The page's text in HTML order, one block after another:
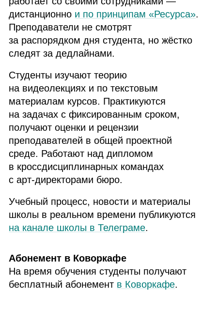
дистанционно и по принципам «Ресурса».
Преподаватели не смотрят
за распорядком дня студента, но жёстко
следят за дедлайнами.
Студенты изучают теорию
на видеолекциях и по текстовым
материалам курсов. Практикуются
на задачах с фиксированным сроком,
получают оценки и рецензии
преподавателей в общей проектной
среде. Работают над дипломом
в кроссдисциплинарных командах
с арт‑директорами бюро.
Учебный процесс, новости и материалы
школы в реальном времени публикуются
на канале школы в Телеграме.
Абонемент в Коворкафе
На время обучения студенты получают
бесплатный абонемент в Коворкафе.